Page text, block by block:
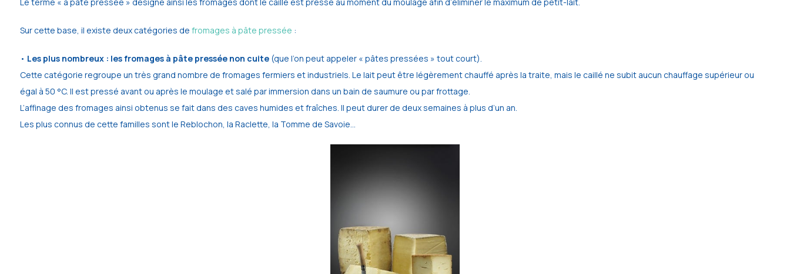
Sur cette base, il existe deux catégories de fromages à pâte pressée :
• Les plus nombreux : les fromages à pâte pressée non cuite(que l’on peut appeler « pâtes pressées » tout court).
Cette catégorie regroupe un très grand nombre de fromages fermiers et industriels. Le lait peut être légèrement chauffé après la traite, mais le caillé ne subit aucun chauffage supérieur ou
égal à 50 °C. Il est pressé avant ou après le moulage et salé par immersion dans un bain de saumure ou par frottage.
L’affinage des fromages ainsi obtenus se fait dans des caves humides et fraîches. Il peut durer de deux semaines à plus d’un an.
Les plus connus de cette familles sont le Reblochon, la Raclette, la Tomme de Savoie…